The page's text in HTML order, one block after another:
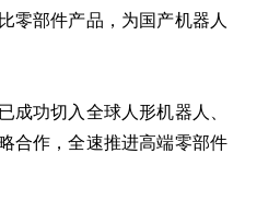
零部件产品，为国产机器人
成功切入全球人形机器人、
合作，全速推进高端零部件